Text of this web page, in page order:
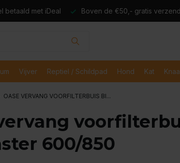
betaald met iDeal Boven de €50,- gratis
Vijver Reptiel / Schildpad Hond Kat
OASE VERVANG VOORFILTERBUIS BI...
600/850